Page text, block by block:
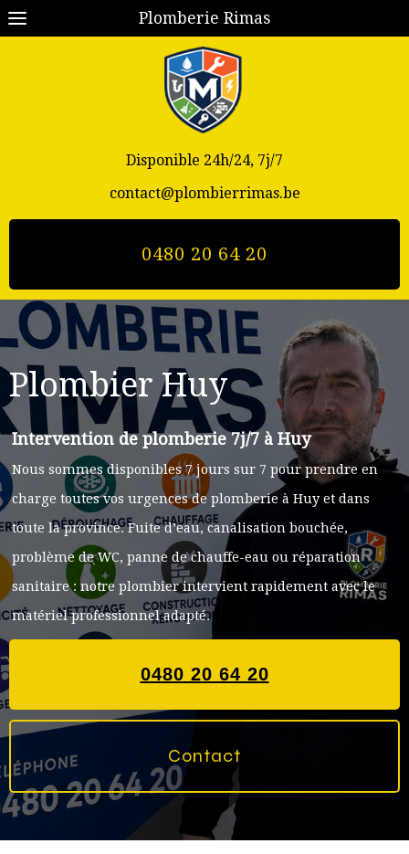
Plomberie Rimas
Disponible 24h/24, 7j/7
contact@plombierrimas.be
0480 20 64 20
Plombier Huy
Intervention de plomberie 7j/7 à Huy
Nous sommes disponibles 7 jours sur 7 pour prendre en
charge toutes vos urgences de plomberie à Huy et dans
toute la province. Fuite d’eau, canalisation bouchée,
problème de WC, panne de chauffe-eau ou réparation
sanitaire : notre plombier intervient rapidement avec le
matériel professionnel adapté.
0480 20 64 20
Contact